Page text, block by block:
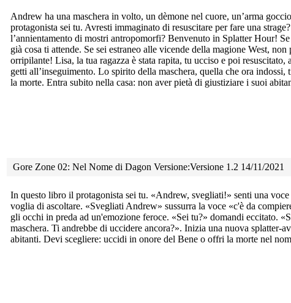
Andrew ha una maschera in volto, un dèmone nel cuore, un’arma
protagonista sei tu. Avresti immaginato di resuscitare per fare una
l’annientamento di mostri antropomorfi? Benvenuto in Splatter Hour!
già cosa ti attende. Se sei estraneo alle vicende della magione West,
orripilante! Lisa, la tua ragazza è stata rapita, tu ucciso e poi
getti all’inseguimento. Lo spirito della maschera, quella che ora
la morte. Entra subito nella casa: non aver pietà di giustiziare i suoi
Gore Zone 02: Nel Nome di Dagon Versione:Versione 1.2 14/11/2021
In questo libro il protagonista sei tu. «Andrew, svegliati!» senti una
voglia di ascoltare. «Svegliati Andrew» sussurra la voce «c'è da
gli occhi in preda ad un'emozione feroce. «Sei tu?» domandi eccitato.
maschera. Ti andrebbe di uccidere ancora?». Inizia una nuova splatter-
abitanti. Devi scegliere: uccidi in onore del Bene o offri la morte nel